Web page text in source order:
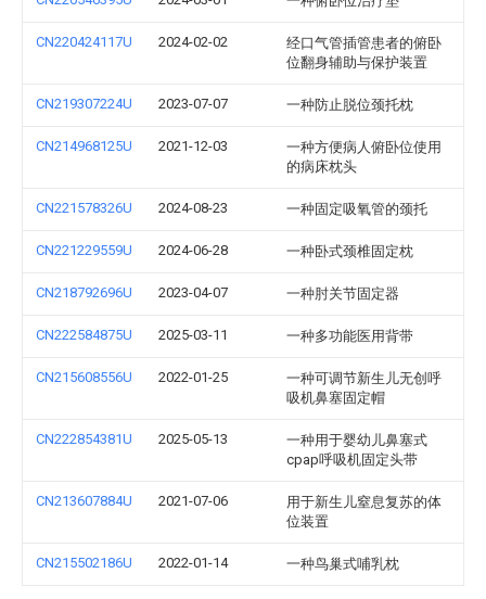
CN220424117U 2024-02-02
经口气管插管患者的俯卧
位翻身辅助与保护装置
CN219307224U 2023-07-07 一种防止脱位颈托枕
CN214968125U 2021-12-03
一种方便病人俯卧位使用
的病床枕头
CN221578326U 2024-08-23 一种固定吸氧管的颈托
CN221229559U 2024-06-28 一种卧式颈椎固定枕
CN218792696U 2023-04-07 一种肘关节固定器
CN222584875U 2025-03-11 一种多功能医用背带
CN215608556U 2022-01-25
一种可调节新生儿无创呼
吸机鼻塞固定帽
CN222854381U 2025-05-13
一种用于婴幼儿鼻塞式
cpap呼吸机固定头带
CN213607884U 2021-07-06
用于新生儿窒息复苏的体
位装置
CN215502186U 2022-01-14 一种鸟巢式哺乳枕